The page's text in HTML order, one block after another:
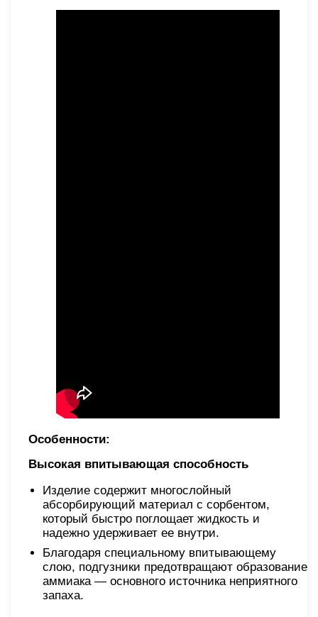
Особенности:
Высокая впитывающая способность
Изделие содержит многослойный
абсорбирующий материал с сорбентом,
который быстро поглощает жидкость и
надежно удерживает ее внутри.
Благодаря специальному впитывающему
слою, подгузники предотвращают образование
аммиака — основного источника неприятного
запаха.